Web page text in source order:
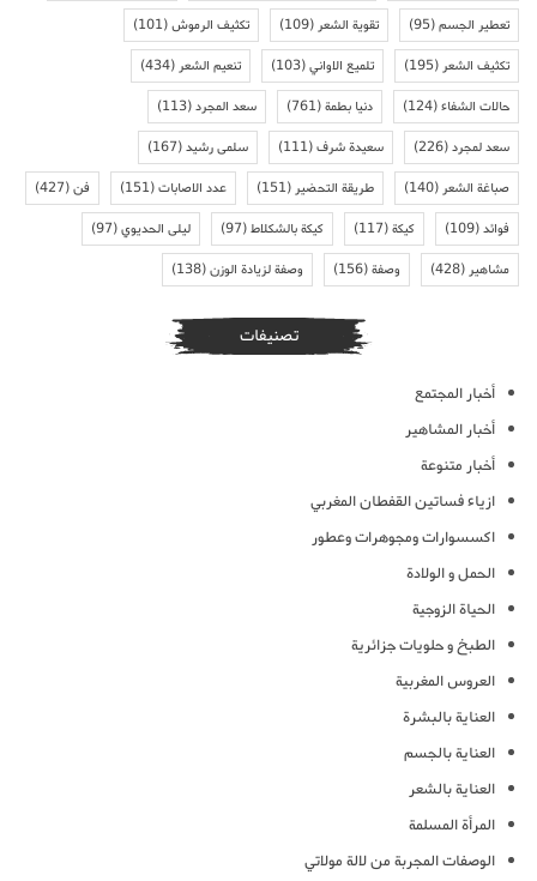
تعطير الجسم(95) تقوية الشعر(109) تكثيف الرموش(101)
تكثيف الشعر(195) تلميع الاواني(103) تنعيم الشعر(434)
حالات الشفاء(124) دنيا بطمة(761) سعد المجرد(113)
سعد لمجرد(226) سعيدة شرف(111) سلمى رشيد(167)
صباغة الشعر(140) طريقة التحضير(151) عدد الاصابات(151) فن(427)
فوائد(109) كيكة(117) كيكة بالشكلاط(97) ليلى الحديوي(97)
مشاهير(428) وصفة(156) وصفة لزيادة الوزن(138)
تصنيفات
أخبار المجتمع
أخبار المشاهير
أخبار متنوعة
ازياء فساتين القفطان المغربي
اكسسوارات ومجوهرات وعطور
الحمل و الولادة
الحياة الزوجية
الطبخ و حلويات جزائرية
العروس المغربية
العناية بالبشرة
العناية بالجسم
العناية بالشعر
المرأة المسلمة
الوصفات المجربة من لالة مولاتي